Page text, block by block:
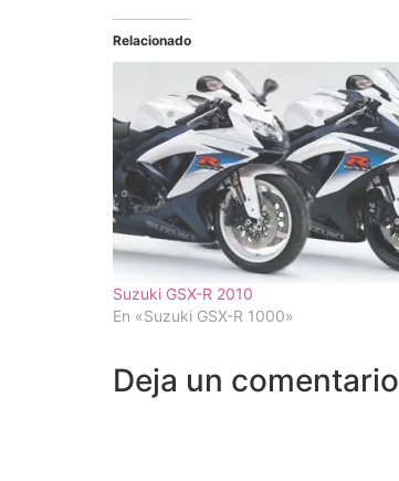
Relacionado
Suzuki GSX-R 2010
En «Suzuki GSX-R 1000»
Deja un comentario